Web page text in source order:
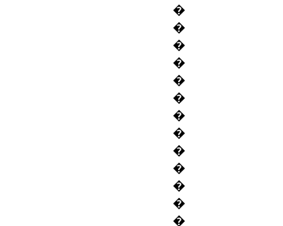
�
�
�
�
�
�
�
�
�
�
�
�
�